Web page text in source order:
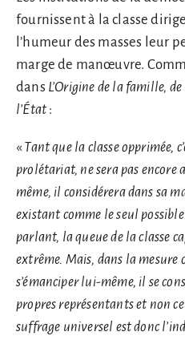
fournissent à la classe
l’humeur des masses leur
marge de manœuvre.
dans L’Origine de la famille,
l’État :
«Tant que la classe opprimée,
prolétariat, ne sera pas encore
même, il considérera dans sa
existant comme le seul
parlant, la queue de la classe
extrême. Mais, dans la mesure
s’émanciper lui-même, il se
propres représentants et non
suffrage universel est donc